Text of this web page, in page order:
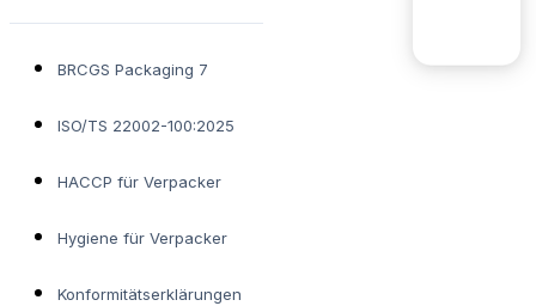
BRCGS Packaging 7
ISO/TS 22002-100:2025
HACCP für Verpacker
Hygiene für Verpacker
Konformitätserklärungen